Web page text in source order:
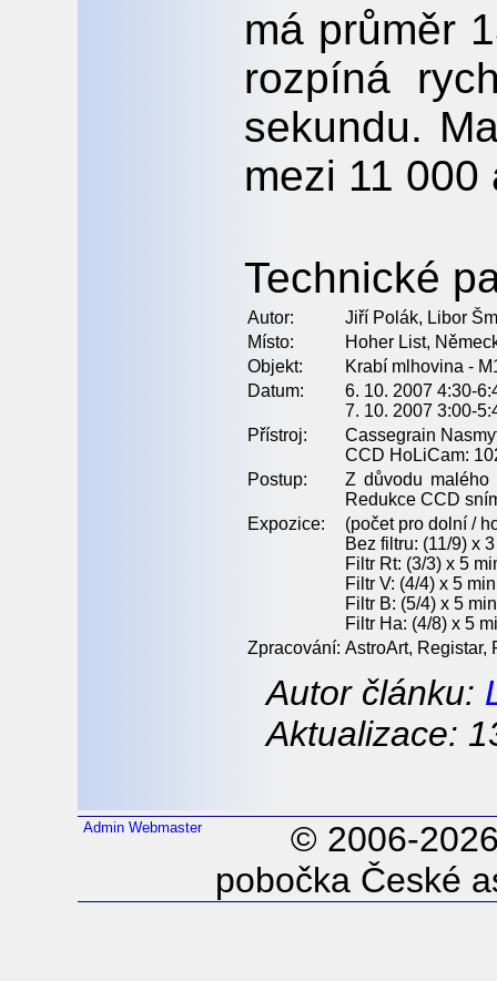
má průměr
rozpíná
sekundu.
mezi 11 000
Technické
Autor:
Jiří Polák, Libor
Místo:
Hoher List,
Objekt:
Krabí mlhovina -
Datum:
6. 10. 2007 4:30-
7. 10. 2007 3:00-
Přístroj:
Cassegrain
CCD HoLiCam:
Postup:
Z důvodu
Redukce CCD
Expozice:
(počet pro dolní /
Bez filtru: (11/9) x
Filtr Rt: (3/3) x 5
Filtr V: (4/4) x 5
Filtr B: (5/4) x 5
Filtr Ha: (4/8) x 5
Zpracování: AstroArt, Registar,
Autor článku:
Aktualizace:
Admin Webmaster
© 2006-
pobočka České